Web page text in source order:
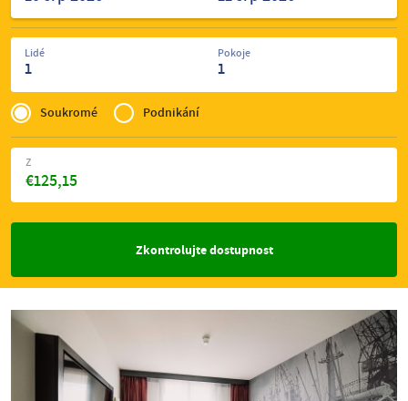
Lidé
1
Pokoje
1
Privé
of
Zakelijk
Soukromé Podnikání
€125,15
Z
Zkontrolujte dostupnost